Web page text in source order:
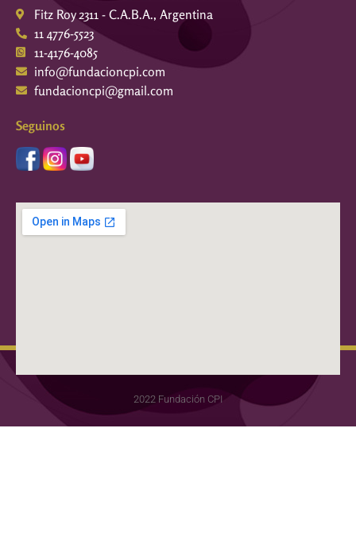
Fitz Roy 2311 - C.A.B.A., Argentina
11 4776-5523
11-4176-4085
info@fundacioncpi.com
fundacioncpi@gmail.com
Seguinos
2022 Fundación CPI